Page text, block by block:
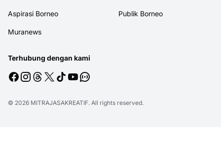
Aspirasi Borneo Publik Borneo
Muranews
Terhubung dengan kami
© 2026 MITRAJASAKREATIF. All rights reserved.